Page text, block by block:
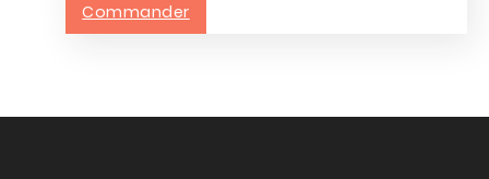
Commander